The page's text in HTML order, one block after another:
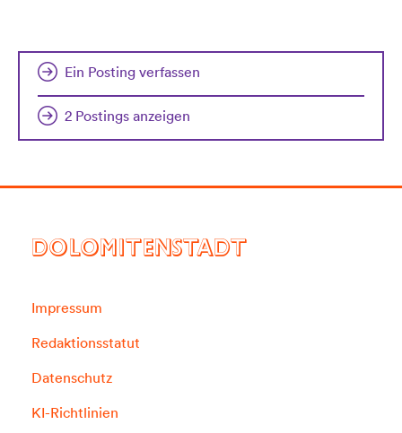
Ein Posting verfassen
2 Postings anzeigen
DOLOMITENSTADT
Impressum
Redaktionsstatut
Datenschutz
KI-Richtlinien